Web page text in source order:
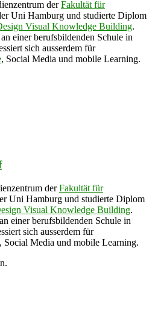
derFakultät für
Uni Hamburg und studierte Diplom
Visual Knowledge Building.
einer berufsbildenden Schule in
sich ausserdem für
, Social Media und mobile Learning.
derFakultät für
Uni Hamburg und studierte Diplom
Visual Knowledge Building.
einer berufsbildenden Schule in
sich ausserdem für
, Social Media und mobile Learning.